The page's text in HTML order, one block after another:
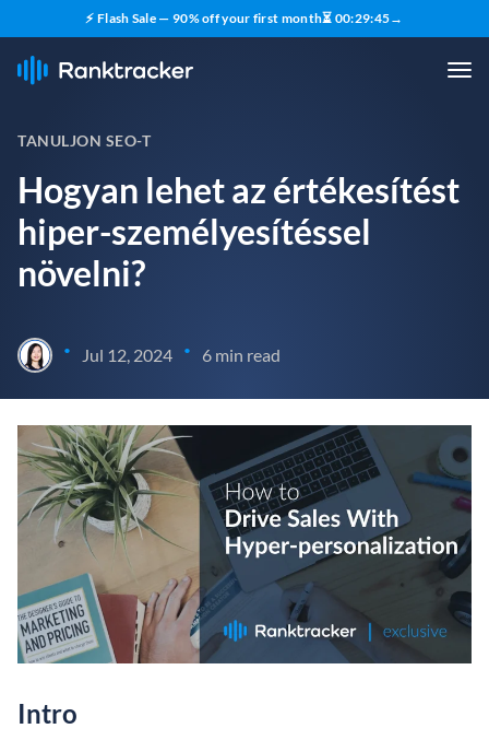
⚡ Flash Sale — 90% off your first month⏳ 00:29:44→
TANULJON SEO-T
Hogyan lehet az értékesítést
hiper-személyesítéssel
növelni?
• Jul 12, 2024 • 6 min read
Intro